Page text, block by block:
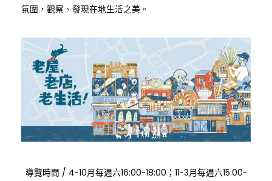
氛圍，觀察、發現在地生活之美。
導覽時間: / 4-10月每週六16:00-18:00；11-3月每週六15:00-